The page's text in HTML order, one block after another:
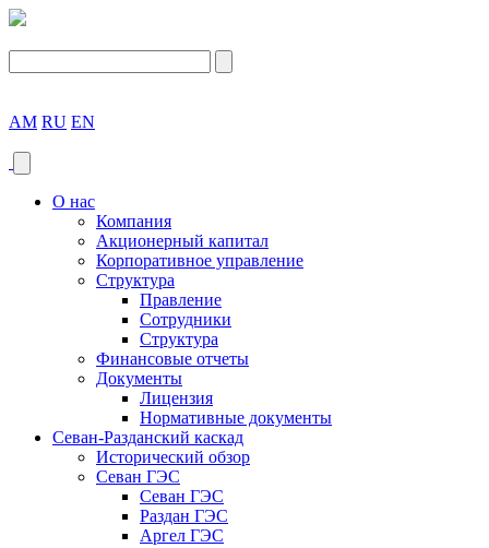
AM RU EN
О нас
Компания
Акционерный капитал
Корпоративное управление
Структура
Правление
Сотрудники
Структура
Финансовые отчеты
Документы
Лицензия
Нормативные документы
Севан-Разданский каскад
Исторический обзор
Севан ГЭС
Севан ГЭС
Раздан ГЭС
Аргел ГЭС